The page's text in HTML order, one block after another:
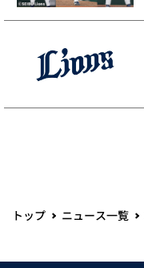
トップ ニュース一覧